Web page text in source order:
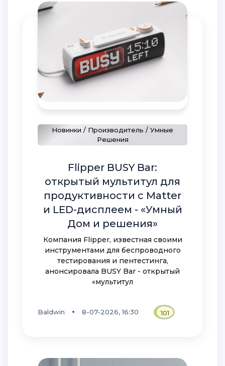
Новинки / Производитель / Умные
Решения
Flipper BUSY Bar:
открытый мультитул для
продуктивности с Matter
и LED-дисплеем - «Умный
Дом и решения»
Компания Flipper, известная своими
инструментами для беспроводного
тестирования и пентестинга,
анонсировала BUSY Bar - открытый
«мультитул
Baldwin 8-07-2026, 16:30 101